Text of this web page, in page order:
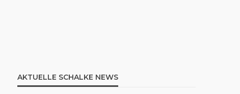
AKTUELLE SCHALKE NEWS